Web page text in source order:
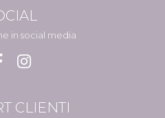
in social media
CLIENTI